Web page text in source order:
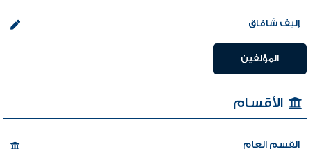
إليف شافاق
المؤلفين
الأقسام
القسم العام